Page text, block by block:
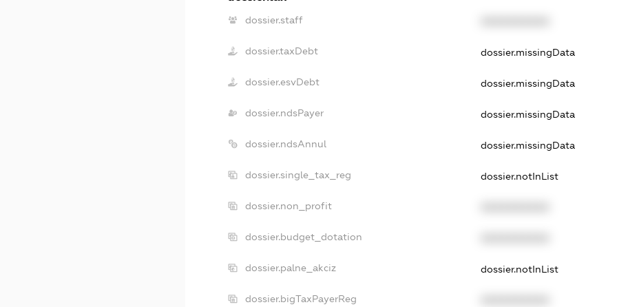
dossier.staff
dossier.taxDebt dossier.missingData
dossier.esvDebt dossier.missingData
dossier.ndsPayer dossier.missingData
dossier.ndsAnnul dossier.missingData
dossier.single_tax_reg dossier.notInList
dossier.non_profit
dossier.budget_dotation
dossier.palne_akciz dossier.notInList
dossier.bigTaxPayerReg